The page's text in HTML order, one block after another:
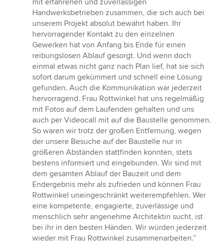
mit erfahrenen und zuverlässigen
Handwerksbetrieben zusammen, die sich auch bei
unserem Projekt absolut bewährt haben. Ihr
hervorragender Kontakt zu den einzelnen
Gewerken hat von Anfang bis Ende für einen
reibungslosen Ablauf gesorgt. Und wenn doch
einmal etwas nicht ganz nach Plan lief, hat sie sich
sofort darum gekümmert und schnell eine Lösung
gefunden. Auch die Kommunikation war jederzeit
hervorragend. Frau Rottwinkel hat uns regelmäßig
mit Fotos auf dem Laufenden gehalten und uns
auch per Videocall mit auf die Baustelle genommen.
So waren wir trotz der großen Entfernung, wegen
der unsere Besuche auf der Baustelle nur in
größeren Abständen stattfinden konnten, stets
bestens informiert und eingebunden. Wir sind mit
dem gesamten Ablauf der Bauzeit und dem
Endergebnis mehr als zufrieden und können Frau
Rottwinkel uneingeschränkt weiterempfehlen. Wer
eine kompetente, engagierte, zuverlässige und
menschlich sehr angenehme Architektin sucht, ist
bei ihr in den besten Händen. Wir würden jederzeit
wieder mit Frau Rottwinkel zusammenarbeiten.”